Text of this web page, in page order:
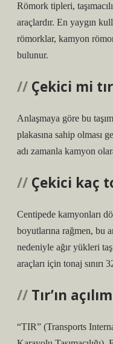
Römork tipleri,
araçlardır. En yaygın
römorklar, kamyon
bulunur.
Çekici mi
Anlaşmaya göre bu
plakasına sahip olması
adı zamanla kamyon
Çekici kaç
Centipede kamyonları
boyutlarına rağmen, bu
nedeniyle ağır yükleri
araçları için tonaj sınırı
Tır’ın
“TIR” (Transports